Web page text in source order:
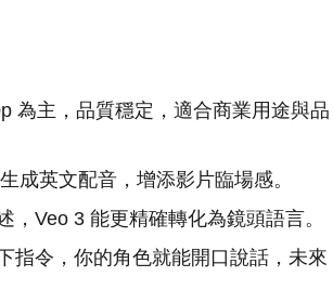
為主，品質穩定，適合商業用途與品
成英文配音，增添影片臨場感。
，Veo 3 能更精確轉化為鏡頭語言。
指令，你的角色就能開口說話，未來